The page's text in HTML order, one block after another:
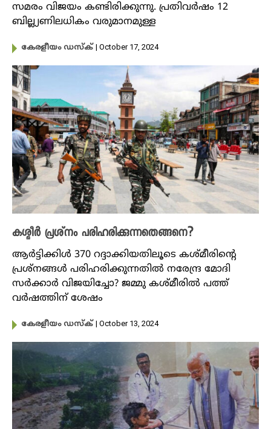
സമരം വിജയം കണ്ടിരിക്കുന്നു. പ്രതിവർഷം 12
ബില്ല്യണിലധികം വരുമാനമുള്ള
കേരളീയം ഡസ്ക് | October 17, 2024
കശ്മീര്‍ പ്രശ്‌നം പരിഹരിക്കുന്നതെങ്ങനെ?
ആർട്ടിക്കിൾ 370 റദ്ദാക്കിയതിലൂടെ കശ്മീരിന്റെ
പ്രശ്നങ്ങൾ പരിഹരിക്കുന്നതിൽ നരേന്ദ്ര മോദി
സർക്കാർ വിജയിച്ചോ? ജമ്മു കശ്മീരിൽ പത്ത്
വർഷത്തിന് ശേഷം
കേരളീയം ഡസ്ക് | October 13, 2024